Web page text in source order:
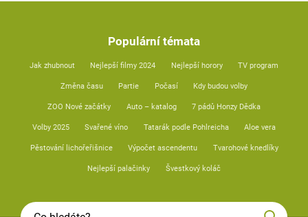
Populární témata
Jak zhubnout Nejlepší filmy 2024 Nejlepší horory TV program
Změna času Partie Počasí Kdy budou volby
ZOO Nové začátky Auto – katalog 7 pádů Honzy Dědka
Volby 2025 Svařené víno Tatarák podle Pohlreicha Aloe vera
Pěstování lichořeřišnice Výpočet ascendentu Tvarohové knedlíky
Nejlepší palačinky Švestkový koláč